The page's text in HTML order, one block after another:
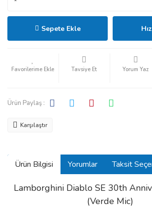
Sepete Ekle
Tavsiye Et Yorum Yaz
Ürün Paylaş :
Karşılaştır
Ürün Bilgisi Yorumlar Taksit
Lamborghini Diablo SE 30th
(Verde Mic)